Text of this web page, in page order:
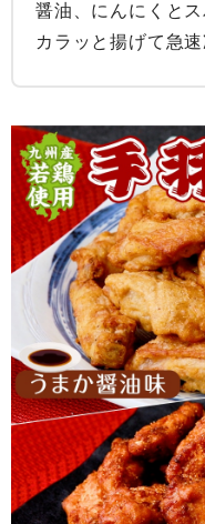
醤油、にんにくと
カラッと揚げて急速